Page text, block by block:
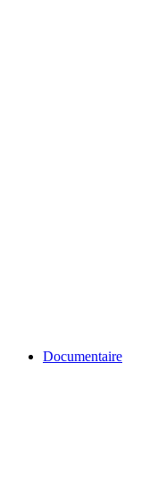
Documentaire